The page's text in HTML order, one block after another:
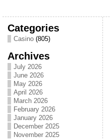
Categories
Casino(805)
Archives
July 2026
June 2026
May 2026
April 2026
March 2026
February 2026
January 2026
December 2025
November 2025